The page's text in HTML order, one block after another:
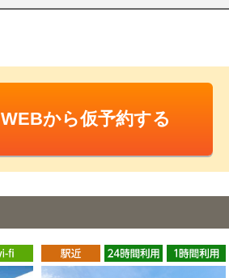
WEBから仮予約する